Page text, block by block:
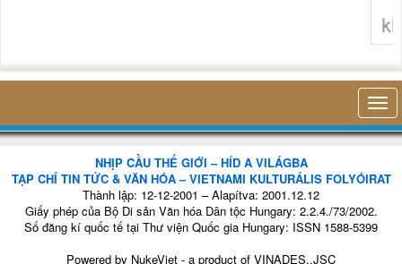
NHỊP CẦU THẾ GIỚI – HÍD A VILÁGBA
TẠP CHÍ TIN TỨC & VĂN HÓA – VIETNAMI KULTURÁLIS FOLYÓIRAT
Thành lập: 12-12-2001 – Alapítva: 2001.12.12
Giấy phép của Bộ Di sản Văn hóa Dân tộc Hungary: 2.2.4./73/2002.
Số đăng kí quốc tế tại Thư viện Quốc gia Hungary: ISSN 1588-5399
Powered by NukeViet - a product of VINADES.,JSC